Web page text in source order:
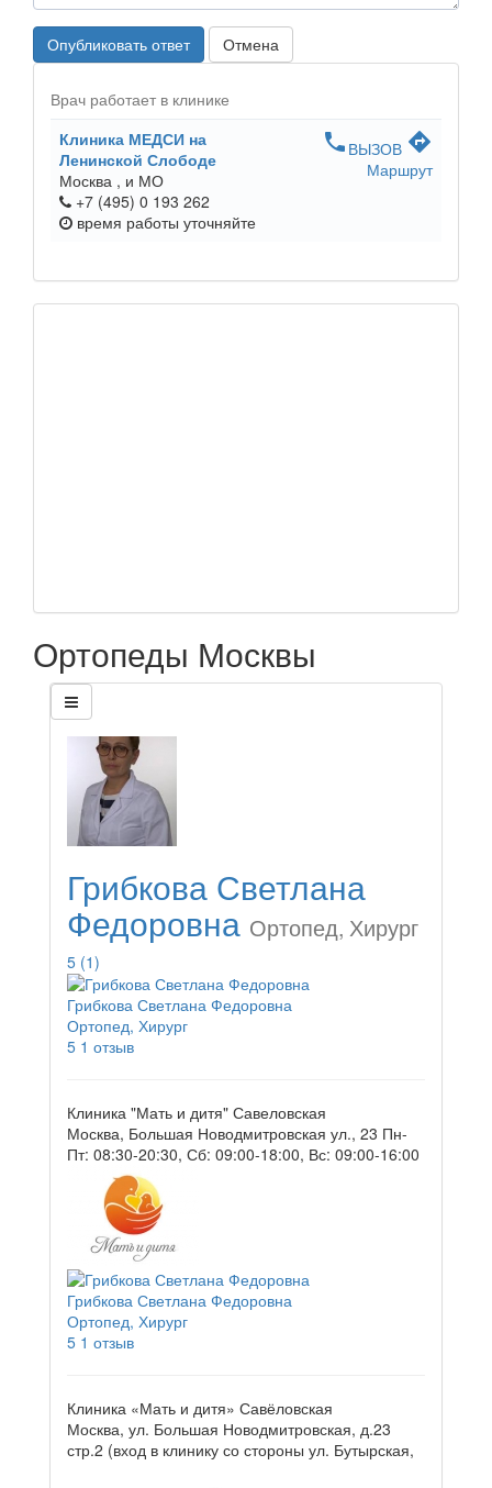
Опубликовать ответ Отмена
Врач работает в клинике
Клиника МЕДСИ на
Ленинской Слободе
Москва , и МО
+7 (495) 0 193 262
время работы уточняйте
phone ВЫЗОВ directions
Маршрут
Ортопеды Москвы
Грибкова Светлана
Федоровна Ортопед, Хирург
5 (1)
Грибкова Светлана Федоровна
Ортопед, Хирург
5 1 отзыв
Клиника "Мать и дитя" Савеловская
Москва, Большая Новодмитровская ул., 23 Пн-
Пт: 08:30-20:30, Сб: 09:00-18:00, Вс: 09:00-16:00
Грибкова Светлана Федоровна
Ортопед, Хирург
5 1 отзыв
Клиника «Мать и дитя» Савёловская
Москва, ул. Большая Новодмитровская, д.23
стр.2 (вход в клинику со стороны ул. Бутырская,